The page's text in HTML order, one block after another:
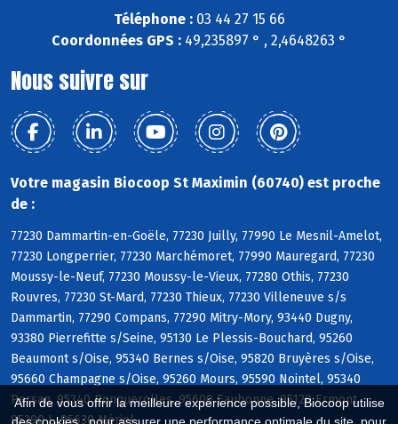
Afin de vous offrir la meilleure expérience possible, Biocoop utilise
Téléphone :03 44 27 15 66
Coordonnées GPS : 49,235897 ° , 2,4648263 °
Nous suivre sur
Votre magasin Biocoop St Maximin (60740) est proche
de :
77230 Dammartin-en-Goële, 77230 Juilly, 77990 Le Mesnil-Amelot,
77230 Longperrier, 77230 Marchémoret, 77990 Mauregard, 77230
Moussy-le-Neuf, 77230 Moussy-le-Vieux, 77280 Othis, 77230
Rouvres, 77230 St-Mard, 77230 Thieux, 77230 Villeneuve s/s
Dammartin, 77290 Compans, 77290 Mitry-Mory, 93440 Dugny,
93380 Pierrefitte s/Seine, 95130 Le Plessis-Bouchard, 95260
Beaumont s/Oise, 95340 Bernes s/Oise, 95820 Bruyères s/Oise,
95660 Champagne s/Oise, 95260 Mours, 95590 Nointel, 95340
Persan, 95340 Ronquerolles, 95600 Eaubonne, 95120 Ermont,
95290 L, 95630 Mériel